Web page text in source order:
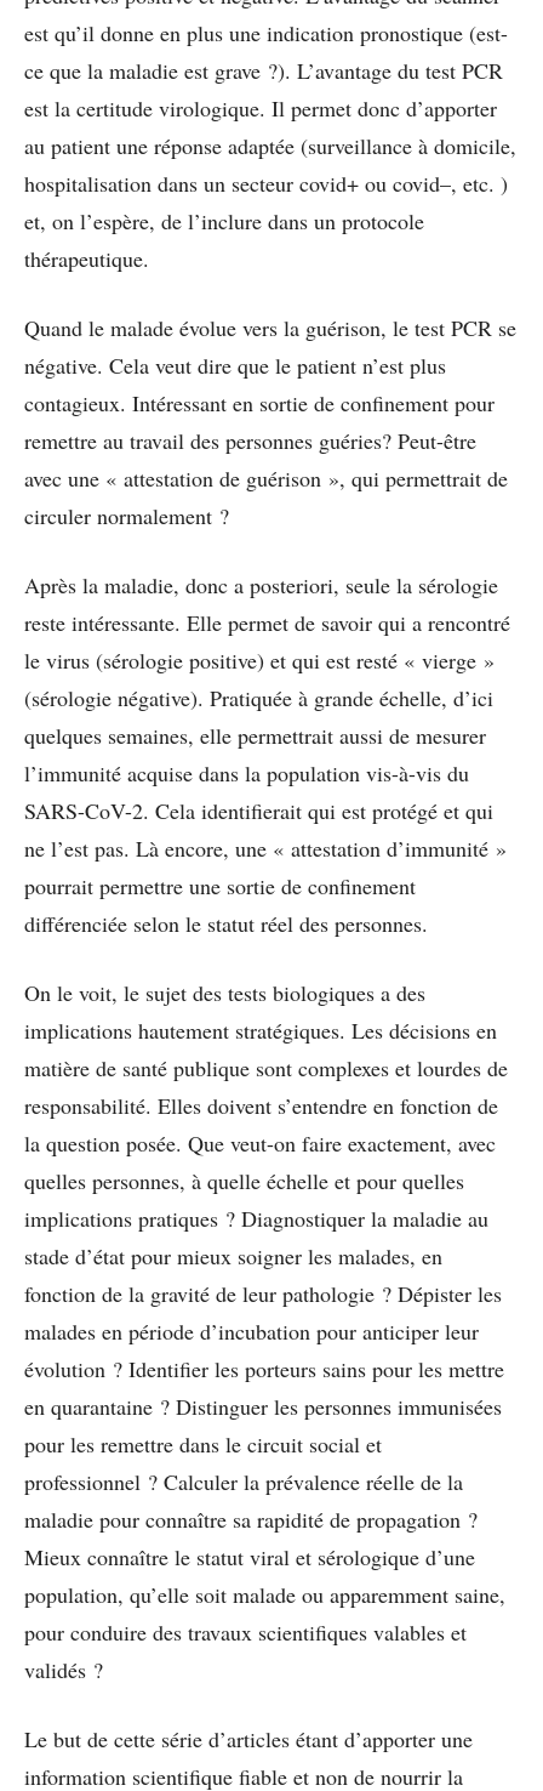
est qu’il donne en plus une indication pronostique (est-
ce que la maladie est grave ?). L’avantage du test PCR
est la certitude virologique. Il permet donc d’apporter
au patient une réponse adaptée (surveillance à domicile,
hospitalisation dans un secteur covid+ ou covid–, etc. )
et, on l’espère, de l’inclure dans un protocole
thérapeutique.
Quand le malade évolue vers la guérison, le test PCR se
négative. Cela veut dire que le patient n’est plus
contagieux. Intéressant en sortie de confinement pour
remettre au travail des personnes guéries? Peut-être
avec une « attestation de guérison », qui permettrait de
circuler normalement ?
Après la maladie, donc a posteriori, seule la sérologie
reste intéressante. Elle permet de savoir qui a rencontré
le virus (sérologie positive) et qui est resté « vierge »
(sérologie négative). Pratiquée à grande échelle, d’ici
quelques semaines, elle permettrait aussi de mesurer
l’immunité acquise dans la population vis-à-vis du
SARS-CoV-2. Cela identifierait qui est protégé et qui
ne l’est pas. Là encore, une « attestation d’immunité »
pourrait permettre une sortie de confinement
différenciée selon le statut réel des personnes.
On le voit, le sujet des tests biologiques a des
implications hautement stratégiques. Les décisions en
matière de santé publique sont complexes et lourdes de
responsabilité. Elles doivent s’entendre en fonction de
la question posée. Que veut-on faire exactement, avec
quelles personnes, à quelle échelle et pour quelles
implications pratiques ? Diagnostiquer la maladie au
stade d’état pour mieux soigner les malades, en
fonction de la gravité de leur pathologie ? Dépister les
malades en période d’incubation pour anticiper leur
évolution ? Identifier les porteurs sains pour les mettre
en quarantaine ? Distinguer les personnes immunisées
pour les remettre dans le circuit social et
professionnel ? Calculer la prévalence réelle de la
maladie pour connaître sa rapidité de propagation ?
Mieux connaître le statut viral et sérologique d’une
population, qu’elle soit malade ou apparemment saine,
pour conduire des travaux scientifiques valables et
validés ?
Le but de cette série d’articles étant d’apporter une
information scientifique fiable et non de nourrir la